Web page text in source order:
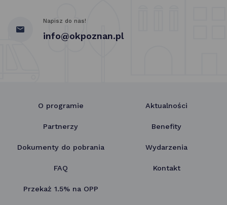
Napisz do nas!
info@okpoznan.pl
O programie Aktualności
Partnerzy Benefity
Dokumenty do pobrania Wydarzenia
FAQ Kontakt
Przekaż 1.5% na OPP